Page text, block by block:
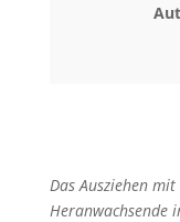
Das Ausziehen
Heranwachsende